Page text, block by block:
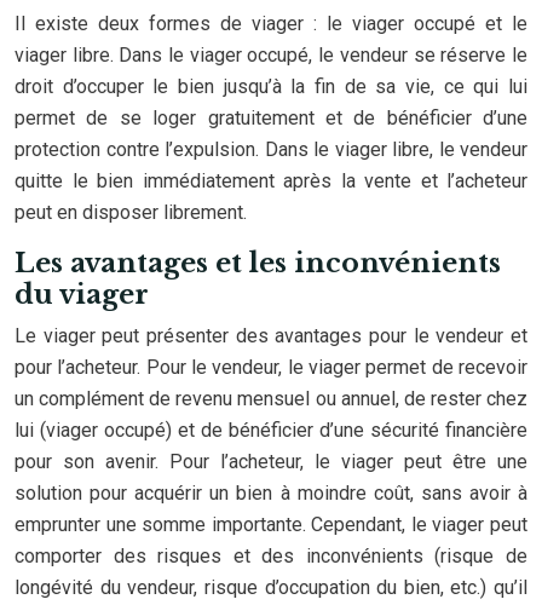
Il existe deux formes de viager : le viager occupé et le
viager libre. Dans le viager occupé, le vendeur se réserve le
droit d’occuper le bien jusqu’à la fin de sa vie, ce qui lui
permet de se loger gratuitement et de bénéficier d’une
protection contre l’expulsion. Dans le viager libre, le vendeur
quitte le bien immédiatement après la vente et l’acheteur
peut en disposer librement.
Les avantages et les inconvénients
du viager
Le viager peut présenter des avantages pour le vendeur et
pour l’acheteur. Pour le vendeur, le viager permet de recevoir
un complément de revenu mensuel ou annuel, de rester chez
lui (viager occupé) et de bénéficier d’une sécurité financière
pour son avenir. Pour l’acheteur, le viager peut être une
solution pour acquérir un bien à moindre coût, sans avoir à
emprunter une somme importante. Cependant, le viager peut
comporter des risques et des inconvénients (risque de
longévité du vendeur, risque d’occupation du bien, etc.) qu’il